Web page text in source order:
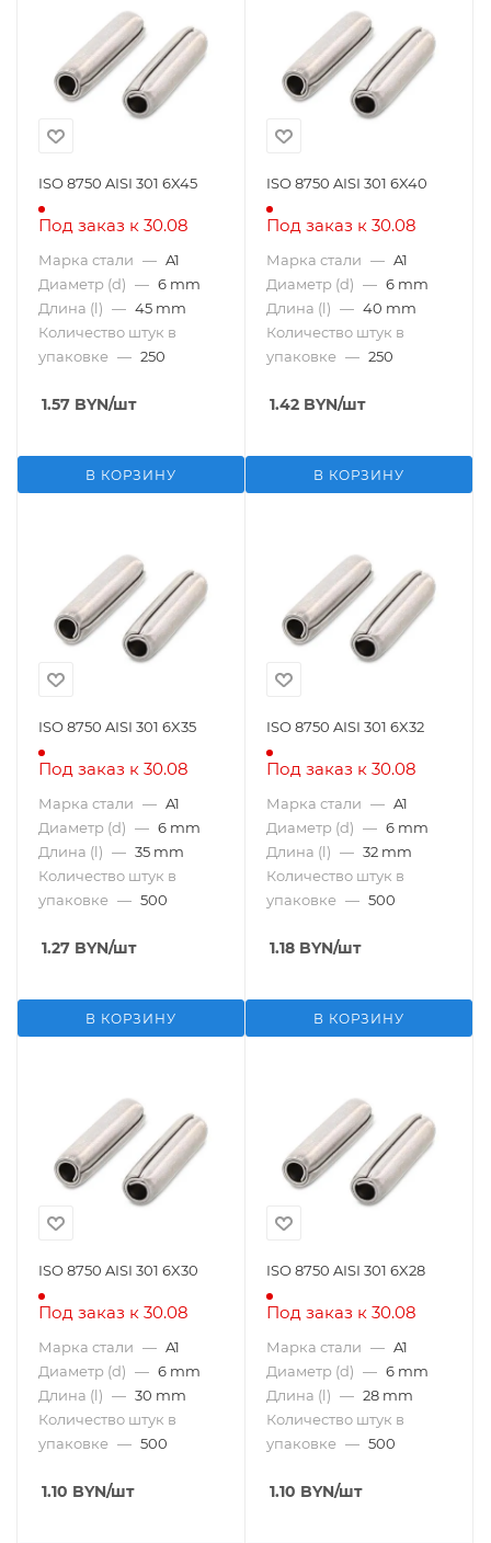
ISO 8750 AISI 301 6X45
Под заказ к 30.08
Марка стали — A1
Диаметр (d) — 6 mm
Длина (l) — 45 mm
Количество штук в
упаковке — 250
1.57 BYN/шт
В КОРЗИНУ
ISO 8750 AISI 301 6X40
Под заказ к 30.08
Марка стали — A1
Диаметр (d) — 6 mm
Длина (l) — 40 mm
Количество штук в
упаковке — 250
1.42 BYN/шт
В КОРЗИНУ
ISO 8750 AISI 301 6X35
Под заказ к 30.08
Марка стали — A1
Диаметр (d) — 6 mm
Длина (l) — 35 mm
Количество штук в
упаковке — 500
1.27 BYN/шт
В КОРЗИНУ
ISO 8750 AISI 301 6X32
Под заказ к 30.08
Марка стали — A1
Диаметр (d) — 6 mm
Длина (l) — 32 mm
Количество штук в
упаковке — 500
1.18 BYN/шт
В КОРЗИНУ
ISO 8750 AISI 301 6X30
Под заказ к 30.08
Марка стали — A1
Диаметр (d) — 6 mm
Длина (l) — 30 mm
Количество штук в
упаковке — 500
1.10 BYN/шт
ISO 8750 AISI 301 6X28
Под заказ к 30.08
Марка стали — A1
Диаметр (d) — 6 mm
Длина (l) — 28 mm
Количество штук в
упаковке — 500
1.10 BYN/шт